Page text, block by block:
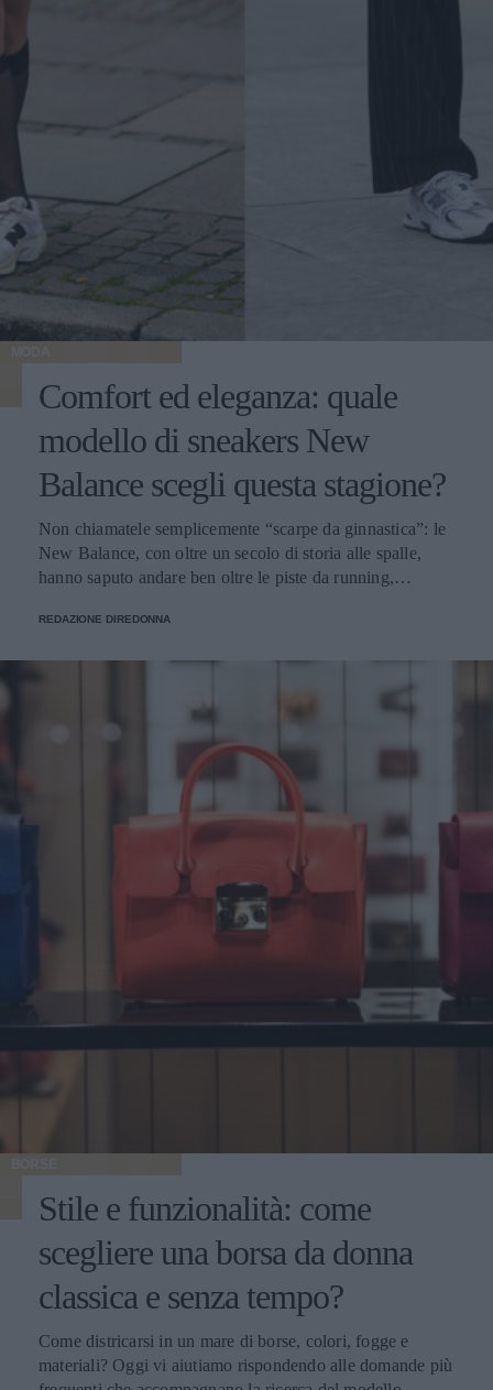
MODA
Comfort ed eleganza: quale
modello di sneakers New
Balance scegli questa stagione?
Non chiamatele semplicemente “scarpe da ginnastica”: le
New Balance, con oltre un secolo di storia alle spalle,
hanno saputo andare ben oltre le piste da running,
REDAZIONE DIREDONNA
BORSE
Stile e funzionalità: come
scegliere una borsa da donna
classica e senza tempo?
Come districarsi in un mare di borse, colori, fogge e
materiali? Oggi vi aiutiamo rispondendo alle domande più